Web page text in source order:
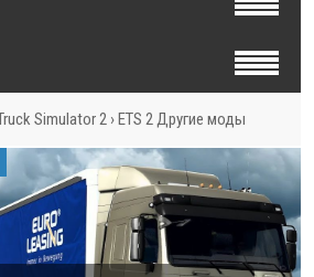
Simulator 2 › ETS 2 Другие моды